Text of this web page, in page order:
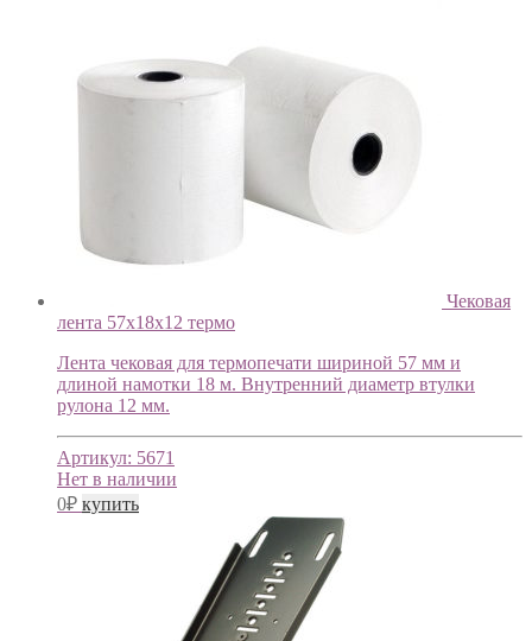
Чековая
лента 57х18х12 термо
Лента чековая для термопечати шириной 57 мм и
длиной намотки 18 м. Внутренний диаметр втулки
рулона 12 мм.
Артикул: 5671
Нет в наличии
0₽ купить